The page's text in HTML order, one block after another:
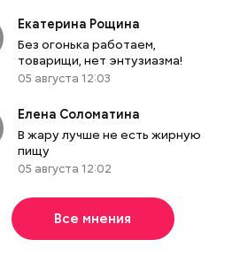
Екатерина Рощина
Без огонька работаем,
товарищи, нет энтузиазма!
05 августа 12:03
Елена Соломатина
В жару лучше не есть жирную
пищу
05 августа 12:02
Все мнения